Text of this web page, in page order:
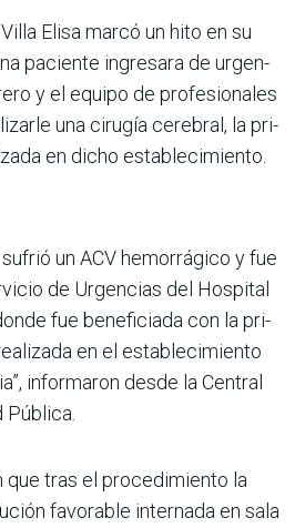
Elisa marcó un hito en su
paciente ingresara de urgen­
y el equipo de profesionales
una cirugía cerebral, la pri­
en dicho establecimiento.
un ACV hemorrágico y fue
de Urgencias del Hospital
fue beneficiada con la pri­
en el establecimiento
infor­maron desde la Central
tras el procedimiento la
favorable internada en sala